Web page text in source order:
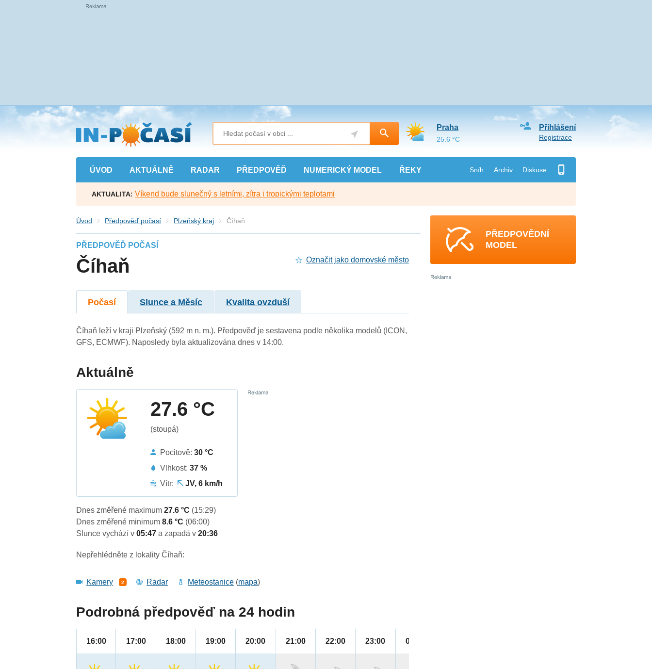
Přejít
na
hlavní
obsah
ÚVOD AKTUÁLNĚ RADAR PŘEDPOVĚĎ NUMERICKÝ MODEL ŘEKY Sníh Archiv Diskuse
Přihlášení
Registrace
Praha
25.6 °C
AKTUALITA: Víkend bude slunečný s letními, zítra i tropickými teplotami
Úvod Předpověď počasí Plzeňský kraj Číhaň
PŘEDPOVĚĎ POČASÍ
Číhaň Označit jako domovské město
Počasí Slunce a Měsíc Kvalita ovzduší
Číhaň leží v kraji Plzeňský (592 m n. m.). Předpověď je sestavena podle několika modelů (ICON,
GFS, ECMWF). Naposledy byla aktualizována dnes v 14:00.
Aktuálně
27.6 °C
(stoupá)
Pocitově:30 °C
Vlhkost:37 %
Vítr:
JV, 6 km/h
Dnes změřené maximum27.6 °C (15:29)
Dnes změřené minimum8.6 °C (06:00)
Slunce vychází v05:47a zapadá v20:36
Nepřehlédněte z lokality Číhaň:
Kamery 2 Radar Meteostanice (mapa)
Podrobná předpověď na 24 hodin
16:00 17:00 18:00 19:00 20:00 21:00 22:00 23:00 00:00
PŘEDPOVĚDNÍ
MODEL